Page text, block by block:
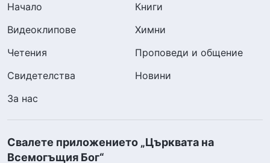
Начало
Книги
Видеоклипове
Химни
Четения
Проповеди и общение
Свидетелства
Новини
За нас
Свалете приложението „Църквата на
Всемогъщия Бог“